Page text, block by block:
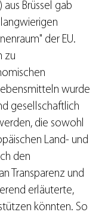
Brüssel gab
der EU.
zu
wurde
gesellschaftlich
die sowohl
Land- und
den
Transparenz und
erläuterte,
könnten. So